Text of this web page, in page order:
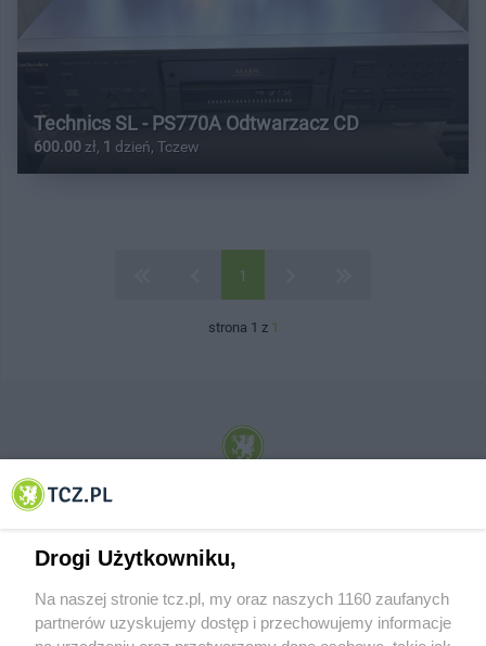
Technics SL - PS770A Odtwarzacz CD
600.00 zł, 1 dzień, Tczew
1
strona 1 z 1
© 2001-2026 Tczew - TCZ.PL Sp. z o.o. Internetowy Serwis Informacyjny Miasta
Drogi Użytkowniku,
Na naszej stronie tcz.pl, my oraz naszych 1160 zaufanych
partnerów uzyskujemy dostęp i przechowujemy informacje